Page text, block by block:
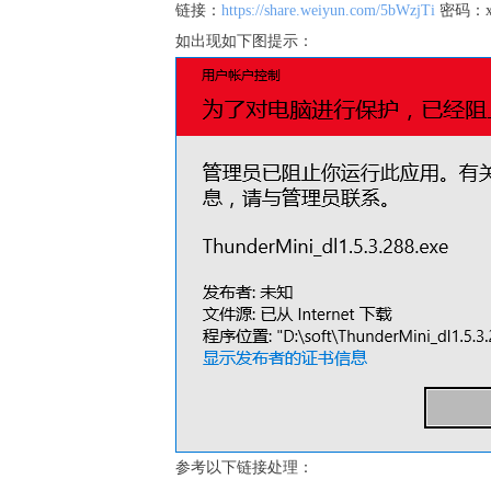
链接： https://share.weiyun.com/5bWzjTi 密码：
如出现如下图提示：
参考以下链接处理：